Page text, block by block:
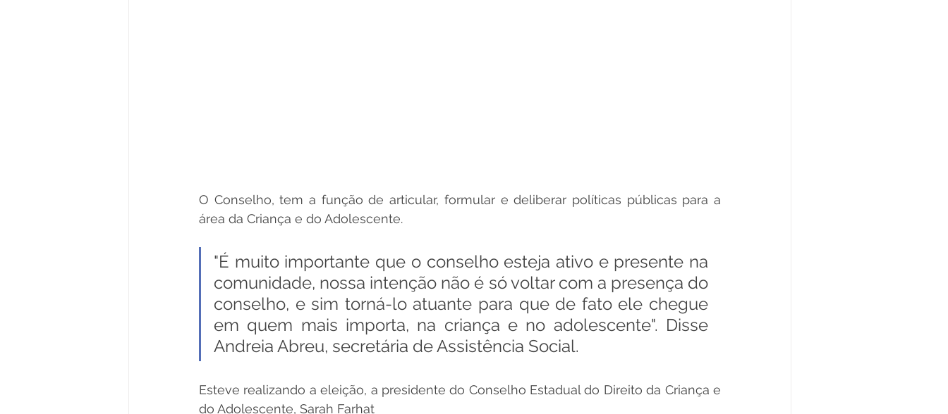
O Conselho, tem a função de articular, formular e deliberar políticas públicas para a
área da Criança e do Adolescente.
"É muito importante que o conselho esteja ativo e presente na
comunidade, nossa intenção não é só voltar com a presença do
conselho, e sim torná-lo atuante para que de fato ele chegue
em quem mais importa, na criança e no adolescente". Disse
Andreia Abreu, secretária de Assistência Social.
Esteve realizando a eleição, a presidente do Conselho Estadual do Direito da Criança e
do Adolescente, Sarah Farhat